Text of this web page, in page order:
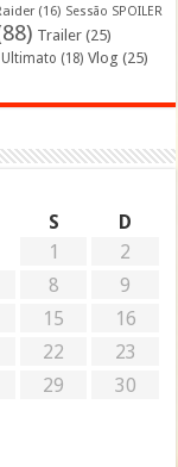
(16) Sessão SPOILER
Trailer (25)
(18) Vlog (25)
S
D
1
2
8
9
15
16
22
23
29
30